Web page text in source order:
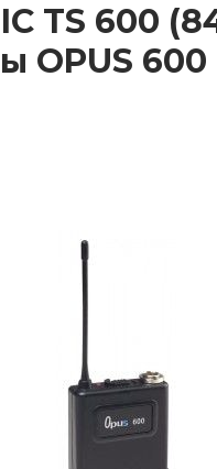
TS 600
OPUS 600